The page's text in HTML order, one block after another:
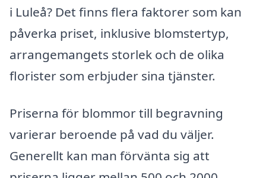
i Luleå? Det finns flera faktorer som kan
påverka priset, inklusive blomstertyp,
arrangemangets storlek och de olika
florister som erbjuder sina tjänster.
Priserna för blommor till begravning
varierar beroende på vad du väljer.
Generellt kan man förvänta sig att